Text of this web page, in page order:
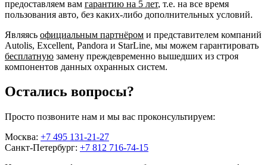
предоставляем вам гарантию на 5 лет, т.е. на все время
пользования авто, без каких-либо дополнительных условий.
Являясь официальным партнёром и представителем компаний
Autolis, Excellent, Pandora и StarLine, мы можем гарантировать
бесплатную замену преждевременно вышедших из строя
компонентов данных охранных систем.
Остались вопросы?
Просто позвоните нам и мы вас проконсультируем:
Москва: +7 495 131-21-27
Санкт-Петербург: +7 812 716-74-15